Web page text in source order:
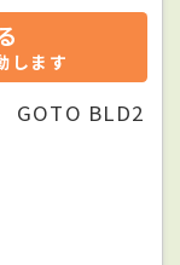
します
GOTO BLD2